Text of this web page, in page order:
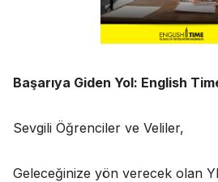
Başarıya Giden Yol: English
Sevgili Öğrenciler ve Veliler,
Geleceğinize yön verecek olan